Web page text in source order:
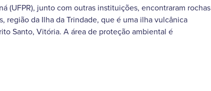
(UFPR), junto com outras instituições, encontraram rochas
região da Ilha da Trindade, que é uma ilha vulcânica
Santo, Vitória. A área de proteção ambiental é